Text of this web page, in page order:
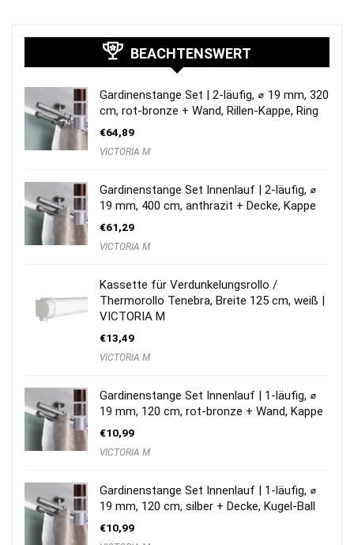
BEACHTENSWERT
Gardinenstange Set | 2-läufig, ⌀ 19 mm, 320
cm, rot-bronze + Wand, Rillen-Kappe, Ring
€64,89
VICTORIA M
Gardinenstange Set Innenlauf | 2-läufig, ⌀
19 mm, 400 cm, anthrazit + Decke, Kappe
€61,29
VICTORIA M
Kassette für Verdunkelungsrollo /
Thermorollo Tenebra, Breite 125 cm, weiß |
VICTORIA M
€13,49
VICTORIA M
Gardinenstange Set Innenlauf | 1-läufig, ⌀
19 mm, 120 cm, rot-bronze + Wand, Kappe
€10,99
VICTORIA M
Gardinenstange Set Innenlauf | 1-läufig, ⌀
19 mm, 120 cm, silber + Decke, Kugel-Ball
€10,99